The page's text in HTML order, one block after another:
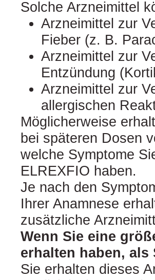
Solche Arzneimittel
Arzneimittel zur
Fieber (z. B.
Arzneimittel zur
Entzündung
Arzneimittel zur
allergischen
Möglicherweise
bei späteren Dosen
welche Symptome
ELREXFIO haben.
Je nach den
Ihrer Anamnese
zusätzliche
Wenn Sie eine
erhalten haben, als
Sie erhalten dieses